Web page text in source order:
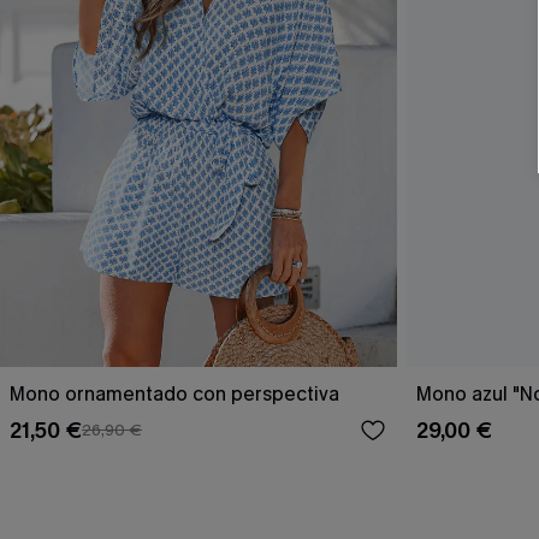
Mono ornamentado con perspectiva
21,50 €26,90 €
Mono azul
29,00 €